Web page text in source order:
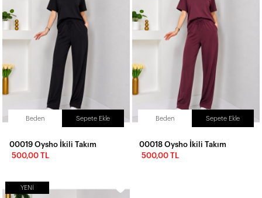
Beden Sepete Ekle
00019 Oysho İkili Takım
500,00 TL
Beden Sepete Ekle
00018 Oysho İkili Takım
500,00 TL
YENI